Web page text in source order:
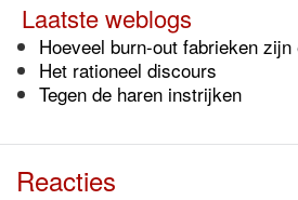
Laatste weblogs
Hoeveel burn-out fabrieken
Het rationeel discours
Tegen de haren instrijken
Reacties